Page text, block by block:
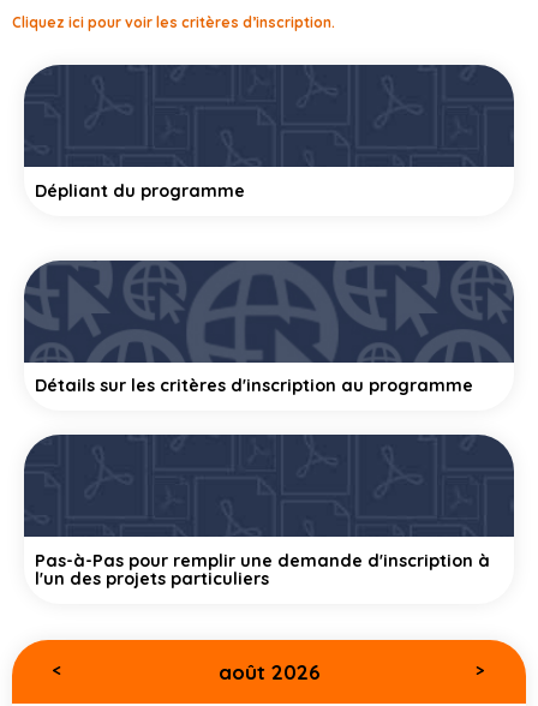
Cliquez ici pour voir les critères d’inscription.
Dépliant du programme
Détails sur les critères d'inscription au programme
Pas-à-Pas pour remplir une demande d'inscription à
l'un des projets particuliers
< août 2026 >